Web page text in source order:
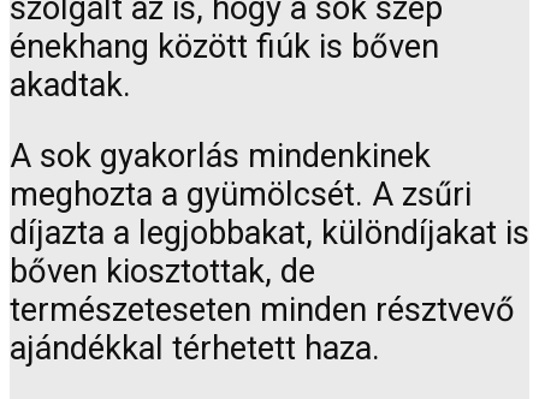
szolgált az is, hogy a sok szép
énekhang között fiúk is bőven
akadtak.
A sok gyakorlás mindenkinek
meghozta a gyümölcsét. A zsűri
díjazta a legjobbakat, különdíjakat is
bőven kiosztottak, de
természeteseten minden résztvevő
ajándékkal térhetett haza.